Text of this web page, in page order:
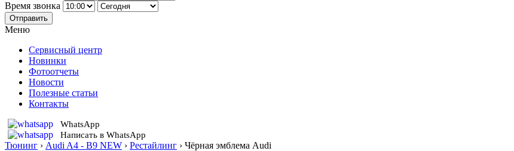
Время звонка
Отправить
Меню
Сервисный центр
Новинки
Фотоотчеты
Новости
Полезные статьи
Контакты
WhatsApp
Написать в WhatsApp
Тюнинг › Audi A4 - B9 NEW › Рестайлинг › Чёрная эмблема Audi